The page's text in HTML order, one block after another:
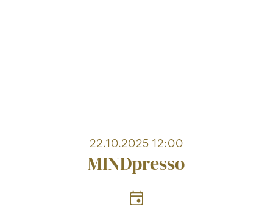
22.10.2025 12:00
MINDpresso